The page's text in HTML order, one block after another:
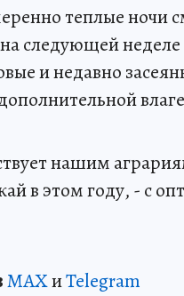
теплые ночи
следующей
и недавно
нашим
в этом году, - с
MAXиTelegram